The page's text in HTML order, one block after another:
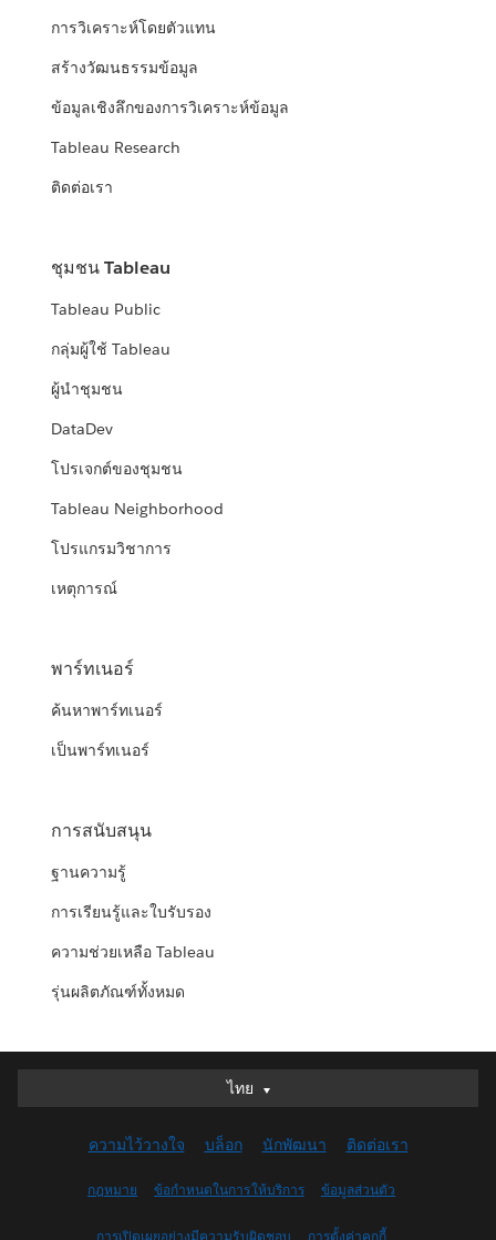
การวิเคราะห์โดยตัวแทน
สร้างวัฒนธรรมข้อมูล
ข้อมูลเชิงลึกของการวิเคราะห์ข้อมูล
Tableau Research
ติดต่อเรา
ชุมชน Tableau
Tableau Public
กลุ่มผู้ใช้ Tableau
ผู้นำชุมชน
DataDev
โปรเจกต์ของชุมชน
Tableau Neighborhood
โปรแกรมวิชาการ
เหตุการณ์
พาร์ทเนอร์
ค้นหาพาร์ทเนอร์
เป็นพาร์ทเนอร์
การสนับสนุน
ฐานความรู้
การเรียนรู้และใบรับรอง
ความช่วยเหลือ Tableau
รุ่นผลิตภัณฑ์ทั้งหมด
ไทย
ไทย
English (UK)
English (US)
ความไว้วางใจ บล็อก นักพัฒนา ติดต่อเรา
กฎหมาย ข้อกำหนดในการให้บริการ ข้อมูลส่วนตัว
การเปิดเผยอย่างมีความรับผิดชอบ การตั้งค่าคุกกี้